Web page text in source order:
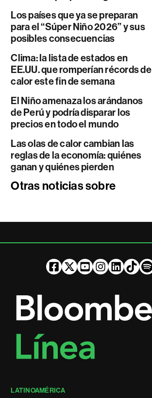
Los países que ya se preparan
para el “Súper Niño 2026” y sus
posibles consecuencias
Clima: la lista de estados en
EE.UU. que romperían récords de
calor este fin de semana
El Niño amenaza los arándanos
de Perú y podría disparar los
precios en todo el mundo
Las olas de calor cambian las
reglas de la economía: quiénes
ganan y quiénes pierden
Otras noticias sobre
LATINOAMÉRICA